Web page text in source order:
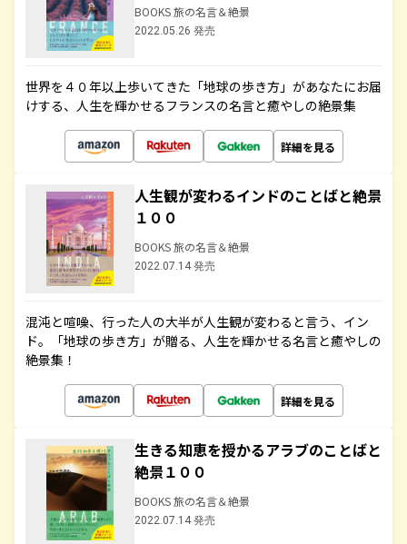
BOOKS 旅の名言＆絶景
2022.05.26 発売
世界を４０年以上歩いてきた「地球の歩き方」があなたにお届
けする、人生を輝かせるフランスの名言と癒やしの絶景集
詳細を見る
人生観が変わるインドのことばと絶景
１００
BOOKS 旅の名言＆絶景
2022.07.14 発売
混沌と喧噪、行った人の大半が人生観が変わると言う、イン
ド。「地球の歩き方」が贈る、人生を輝かせる名言と癒やしの
絶景集！
詳細を見る
生きる知恵を授かるアラブのことばと
絶景１００
BOOKS 旅の名言＆絶景
2022.07.14 発売